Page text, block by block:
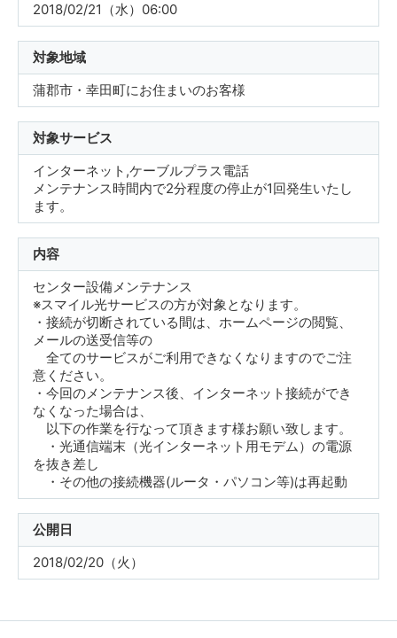
2018/02/21（水）06:00
対象地域
蒲郡市・幸田町にお住まいのお客様
対象サービス
インターネット,ケーブルプラス電話
メンテナンス時間内で2分程度の停止が1回発生いたし
ます。
内容
センター設備メンテナンス
※スマイル光サービスの方が対象となります。
・接続が切断されている間は、ホームページの閲覧、
メールの送受信等の
全てのサービスがご利用できなくなりますのでご注
意ください。
・今回のメンテナンス後、インターネット接続ができ
なくなった場合は、
以下の作業を行なって頂きます様お願い致します。
・光通信端末（光インターネット用モデム）の電源
を抜き差し
・その他の接続機器(ルータ・パソコン等)は再起動
公開日
2018/02/20（火）